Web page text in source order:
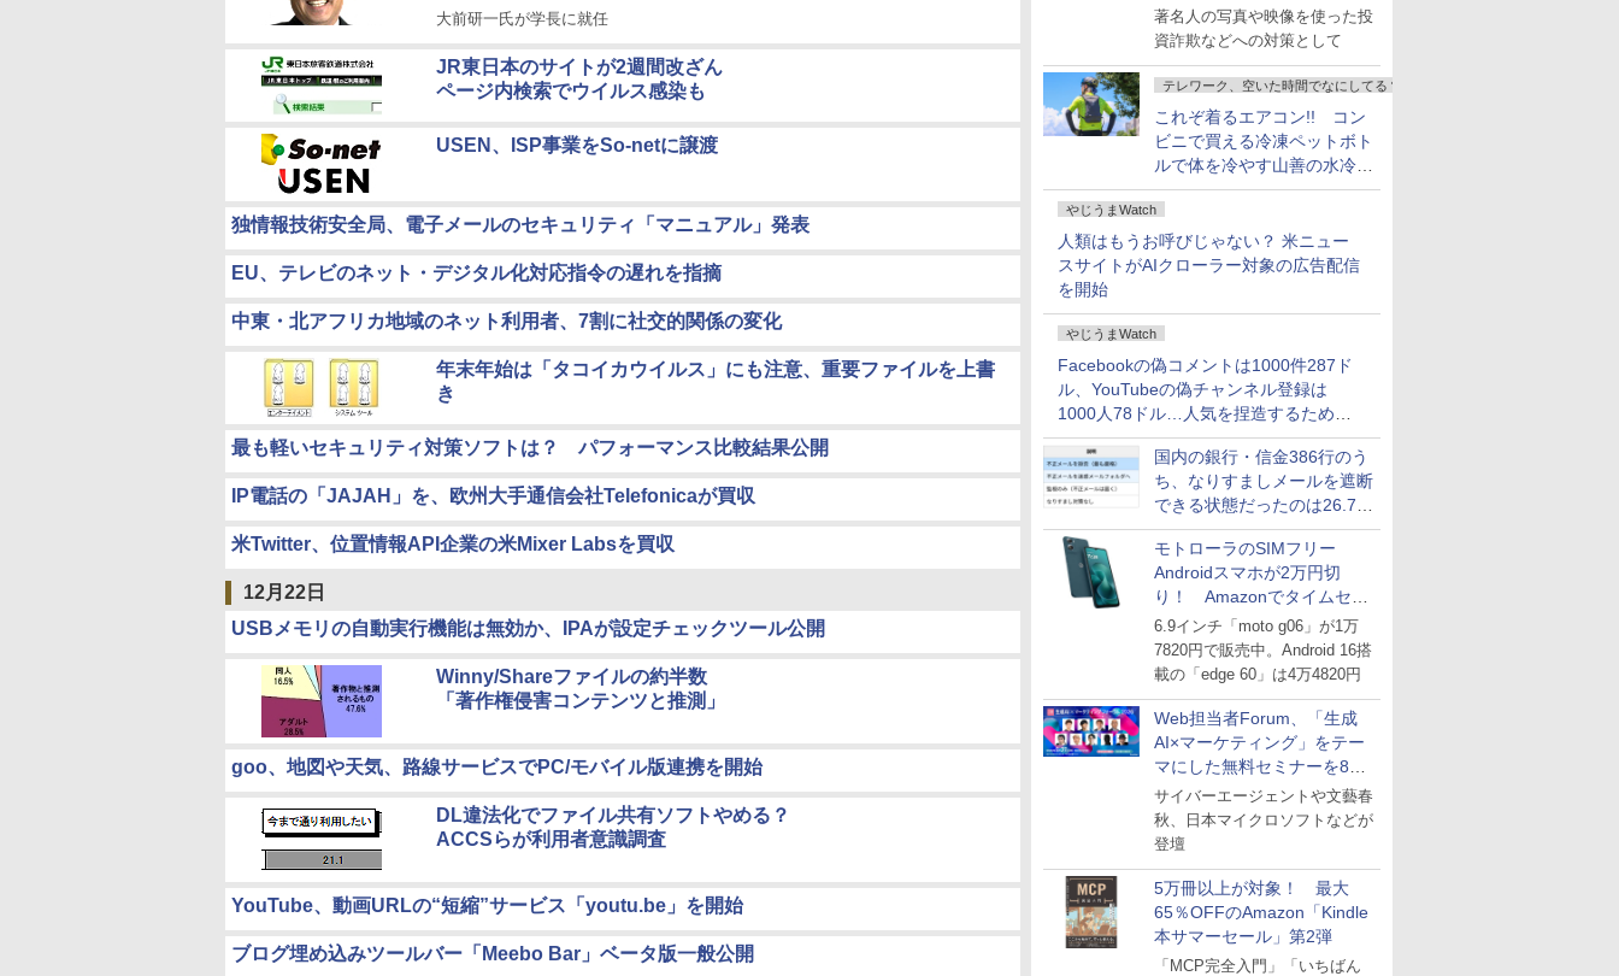
し詐欺広告」対策強化を要請
著名人の写真や映像を使った投
資詐欺などへの対策として
テレワーク、空いた時間でなにしてる？
これぞ着るエアコン!! コン
ビニで買える冷凍ペットボト
ルで体を冷やす山善の水冷ベ
ストがロードバイクにちょう
どいい【ぼっち・ざ・ろー
ど！その14】
やじうまWatch
人類はもうお呼びじゃない？ 米ニュー
スサイトがAIクローラー対象の広告配信
を開始
やじうまWatch
Facebookの偽コメントは1000件287ド
ル、YouTubeの偽チャンネル登録は
1000人78ドル…人気を捏造するための
価格リストが公開中
国内の銀行・信金386行のう
ち、なりすましメールを遮断
できる状態だったのは26.7％
にとどまる～GMOブランド
セキュリティ調査
モトローラのSIMフリー
Androidスマホが2万円切
り！ Amazonでタイムセー
ル
6.9インチ「moto g06」が1万
7820円で販売中。Android 16搭
載の「edge 60」は4万4820円
Web担当者Forum、「生成
AI×マーケティング」をテー
マにした無料セミナーを8月
27日にオンライン開催
サイバーエージェントや文藝春
秋、日本マイクロソフトなどが
登壇
5万冊以上が対象！ 最大
65％OFFのAmazon「Kindle
本サマーセール」第2弾
「MCP完全入門」「いちばん
大前研一氏が学長に就任
JR東日本のサイトが2週間改ざん
ページ内検索でウイルス感染も
USEN、ISP事業をSo-netに譲渡
独情報技術安全局、電子メールのセキュリティ「マニュアル」発表
EU、テレビのネット・デジタル化対応指令の遅れを指摘
中東・北アフリカ地域のネット利用者、7割に社交的関係の変化
年末年始は「タコイカウイルス」にも注意、重要ファイルを上書
き
最も軽いセキュリティ対策ソフトは？ パフォーマンス比較結果公開
IP電話の「JAJAH」を、欧州大手通信会社Telefonicaが買収
米Twitter、位置情報API企業の米Mixer Labsを買収
12月22日
USBメモリの自動実行機能は無効か、IPAが設定チェックツール公開
Winny/Shareファイルの約半数
「著作権侵害コンテンツと推測」
goo、地図や天気、路線サービスでPC/モバイル版連携を開始
DL違法化でファイル共有ソフトやめる？
ACCSらが利用者意識調査
YouTube、動画URLの“短縮”サービス「youtu.be」を開始
ブログ埋め込みツールバー「Meebo Bar」ベータ版一般公開